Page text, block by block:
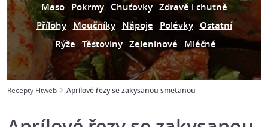
Maso Pokrmy Chuťovky Zdravě i chutně
Přílohy Moučníky Nápoje Polévky Ostatní
Rýže Těstoviny Zeleninové Mléčné
Recepty Fitweb Aprílové řezy se zakysanou smetanou